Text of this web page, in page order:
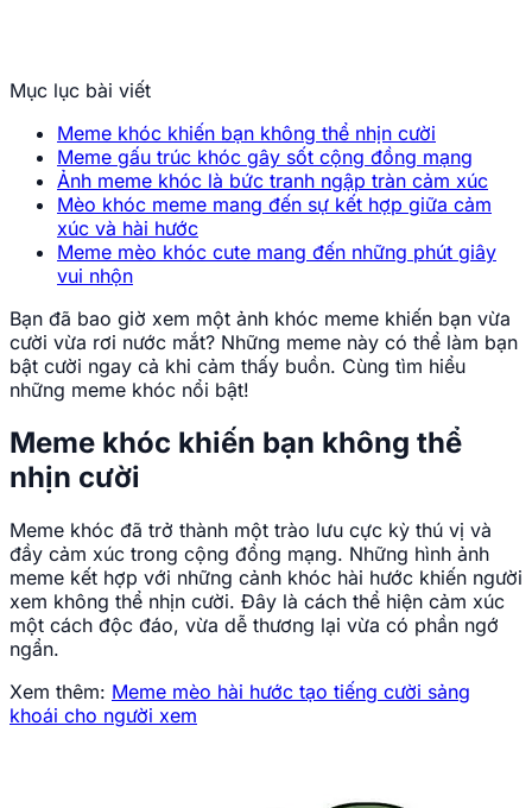
Mục lục bài viết
Meme khóc khiến bạn không thể nhịn cười
Meme gấu trúc khóc gây sốt cộng đồng mạng
Ảnh meme khóc là bức tranh ngập tràn cảm xúc
Mèo khóc meme mang đến sự kết hợp giữa cảm
xúc và hài hước
Meme mèo khóc cute mang đến những phút giây
vui nhộn
Bạn đã bao giờ xem một ảnh khóc meme khiến bạn vừa
cười vừa rơi nước mắt? Những meme này có thể làm bạn
bật cười ngay cả khi cảm thấy buồn. Cùng tìm hiểu
những meme khóc nổi bật!
Meme khóc khiến bạn không thể
nhịn cười
Meme khóc đã trở thành một trào lưu cực kỳ thú vị và
đầy cảm xúc trong cộng đồng mạng. Những hình ảnh
meme kết hợp với những cảnh khóc hài hước khiến người
xem không thể nhịn cười. Đây là cách thể hiện cảm xúc
một cách độc đáo, vừa dễ thương lại vừa có phần ngớ
ngẩn.
Xem thêm: Meme mèo hài hước tạo tiếng cười sảng
khoái cho người xem